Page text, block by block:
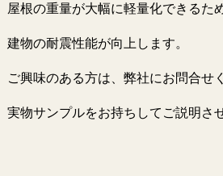
屋根の重量が大幅に軽量化できるた
建物の耐震性能が向上します。
ご興味のある方は、弊社にお問合せ
実物サンプルをお持ちしてご説明さ